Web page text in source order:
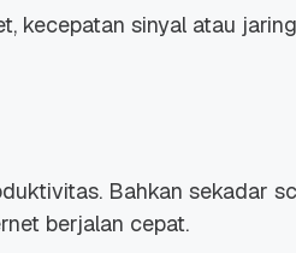
kecepatan sinyal atau
Bahkan sekadar
berjalan cepat.